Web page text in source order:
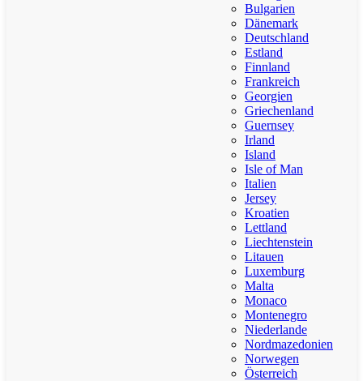
Bulgarien
Dänemark
Deutschland
Estland
Finnland
Frankreich
Georgien
Griechenland
Guernsey
Irland
Island
Isle of Man
Italien
Jersey
Kroatien
Lettland
Liechtenstein
Litauen
Luxemburg
Malta
Monaco
Montenegro
Niederlande
Nordmazedonien
Norwegen
Österreich